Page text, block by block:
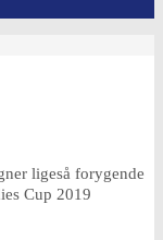
ligeså forygende
Cup 2019